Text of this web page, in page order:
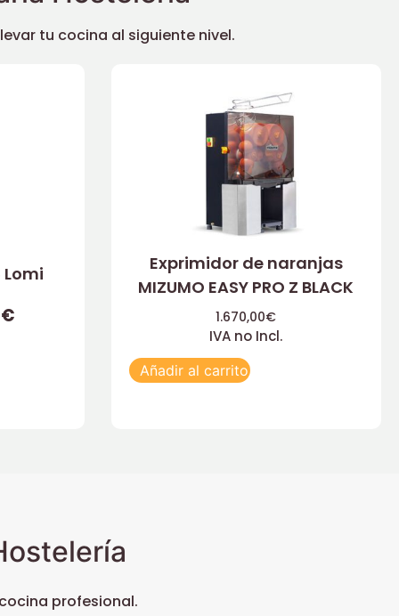
tu cocina al siguiente nivel.
Lomi
€
Exprimidor de naranjas
MIZUMO EASY PRO Z BLACK
1.670,00€
IVA no Incl.
Añadir al carrito
profesional.